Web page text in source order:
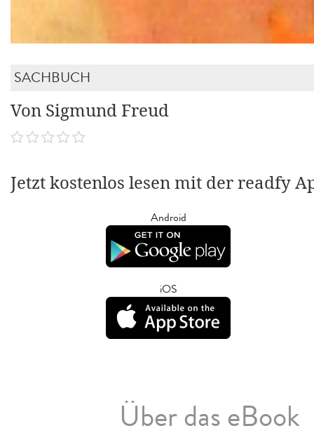
SACHBUCH
Von Sigmund Freud
Jetzt kostenlos lesen mit der readfy
Android
iOS
Über das eBook